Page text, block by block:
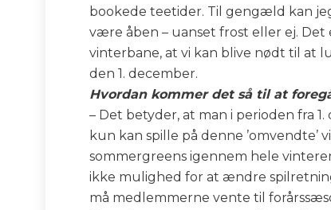
bookede teetider. Til gengæld kan
være åben – uanset frost eller ej. Det
vinterbane, at vi kan blive nødt til at
den 1. december.
Hvordan kommer det så til at
– Det betyder, at man i perioden fra
kun kan spille på denne ’omvendte’
sommergreens igennem hele
ikke mulighed for at ændre
må medlemmerne vente til